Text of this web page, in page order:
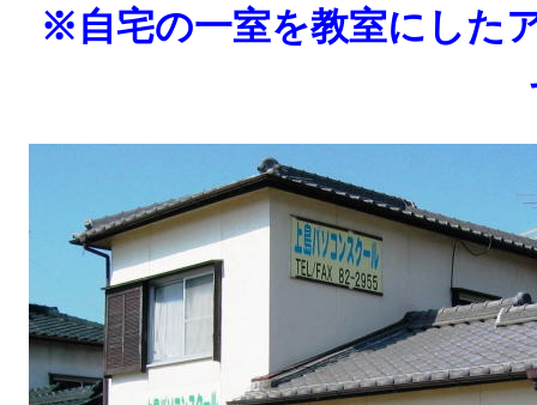
※自宅の一室を教室にした